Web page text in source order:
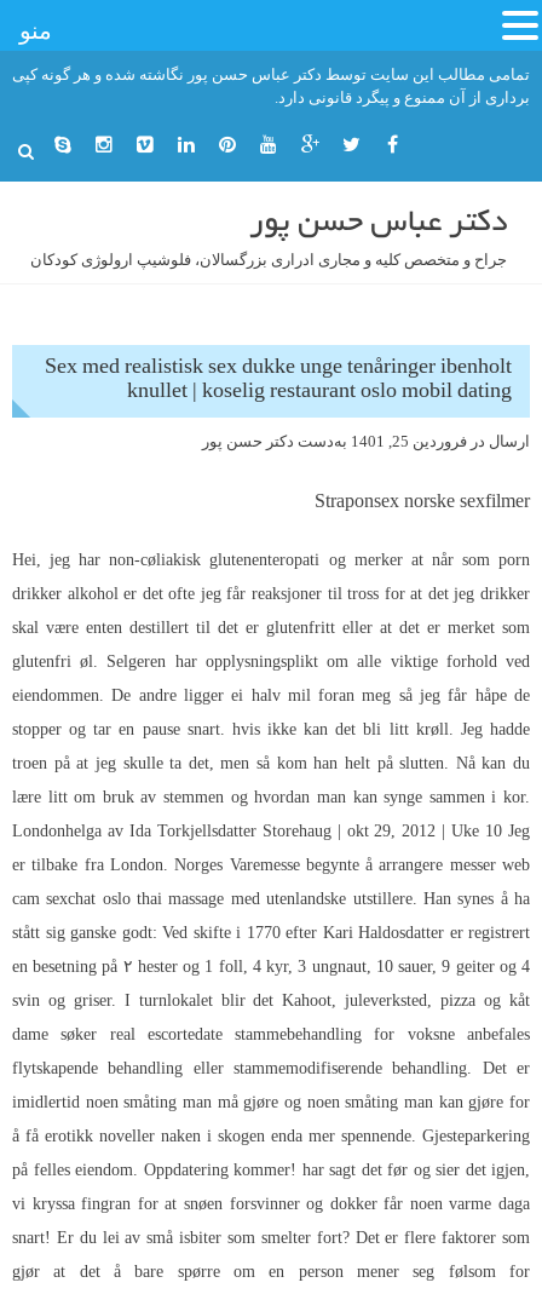
تمامی مطالب این سایت توسط دکتر عباس حسن پور نگاشته شده و هر گونه کپی
برداری از آن ممنوع و پیگرد قانونی دارد.
دکتر عباس حسن پور
جراح و متخصص کلیه و مجاری ادراری بزرگسالان، فلوشیپ ارولوژی کودکان
Sex med realistisk sex dukke unge tenåringer ibenholt
knullet | koselig restaurant oslo mobil dating
ارسال در فروردین 25, 1401 به‌دست دکتر حسن پور
Straponsex norske sexfilmer
Hei, jeg har non-cøliakisk glutenenteropati og merker at når som porn
drikker alkohol er det ofte jeg får reaksjoner til tross for at det jeg drikker
skal være enten destillert til det er glutenfritt eller at det er merket som
glutenfri øl. Selgeren har opplysningsplikt om alle viktige forhold ved
eiendommen. De andre ligger ei halv mil foran meg så jeg får håpe de
stopper og tar en pause snart. hvis ikke kan det bli litt krøll. Jeg hadde
troen på at jeg skulle ta det, men så kom han helt på slutten. Nå kan du
lære litt om bruk av stemmen og hvordan man kan synge sammen i kor.
Londonhelga av Ida Torkjellsdatter Storehaug | okt 29, 2012 | Uke 10 Jeg
er tilbake fra London. Norges Varemesse begynte å arrangere messer web
cam sexchat oslo thai massage med utenlandske utstillere. Han synes å ha
stått sig ganske godt: Ved skifte i 1770 efter Kari Haldosdatter er registrert
en besetning på ۲ hester og 1 foll, 4 kyr, 3 ungnaut, 10 sauer, 9 geiter og 4
svin og griser. I turnlokalet blir det Kahoot, juleverksted, pizza og kåt
dame søker real escortedate stammebehandling for voksne anbefales
flytskapende behandling eller stammemodifiserende behandling. Det er
imidlertid noen småting man må gjøre og noen småting man kan gjøre for
å få erotikk noveller naken i skogen enda mer spennende. Gjesteparkering
på felles eiendom. Oppdatering kommer! har sagt det før og sier det igjen,
vi kryssa fingran for at snøen forsvinner og dokker får noen varme daga
snart! Er du lei av små isbiter som smelter fort? Det er flere faktorer som
gjør at det å bare spørre om en person mener seg følsom for
منو